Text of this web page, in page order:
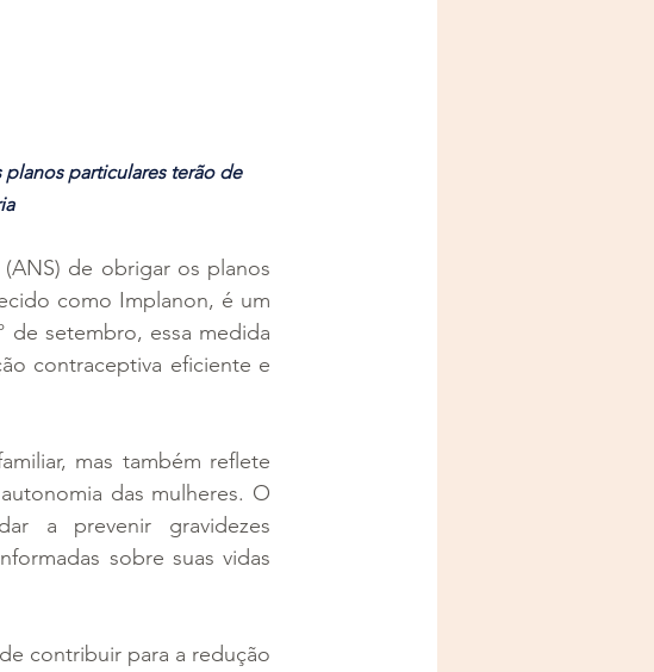
particulares terão de
de obrigar os planos
como Implanon, é um
de setembro, essa medida
contraceptiva eficiente e
mas também reflete
das mulheres. O
a prevenir gravidezes
sobre suas vidas
contribuir para a redução